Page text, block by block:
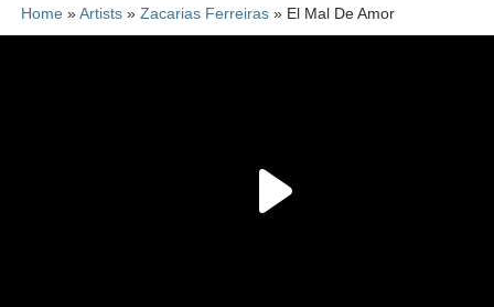
Home »Artists » Zacarias Ferreiras » El Mal De Amor